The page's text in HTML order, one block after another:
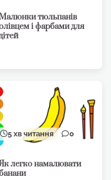
тюльпанів
і фарбами для
5 хв читання 0
легко намалювати